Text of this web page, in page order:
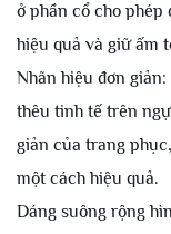
ở phần cổ cho phép
hiệu quả và giữ ấm
Nhãn hiệu đơn
thêu tinh tế trên
giản của trang
một cách hiệu quả.
Dáng suông rộng